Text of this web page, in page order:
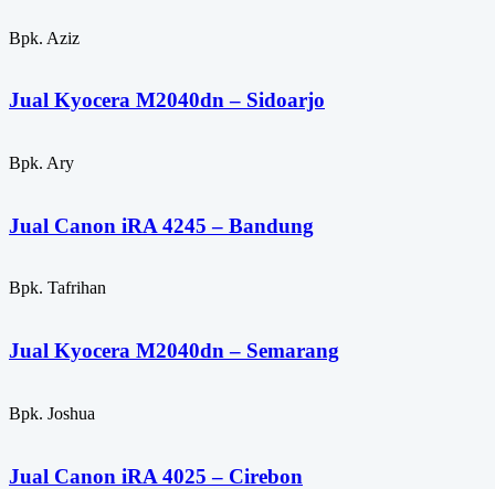
Bpk. Aziz
Jual Kyocera M2040dn – Sidoarjo
Bpk. Ary
Jual Canon iRA 4245 – Bandung
Bpk. Tafrihan
Jual Kyocera M2040dn – Semarang
Bpk. Joshua
Jual Canon iRA 4025 – Cirebon